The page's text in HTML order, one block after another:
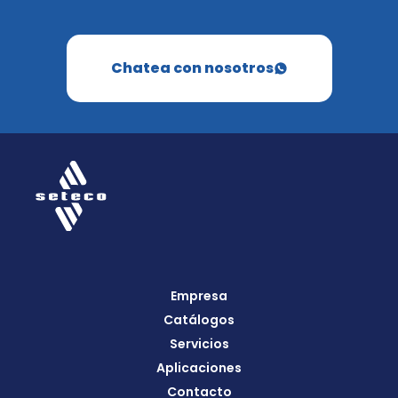
Chatea con nosotros
Empresa
Catálogos
Servicios
Aplicaciones
Contacto